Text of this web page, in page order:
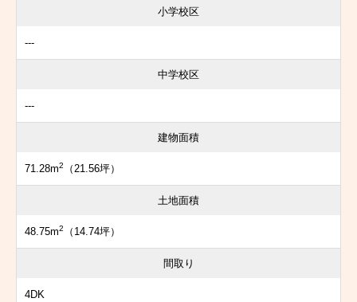
小学校区
---
中学校区
---
建物面積
71.28m2 （21.56坪）
土地面積
48.75m2 （14.74坪）
間取り
4DK